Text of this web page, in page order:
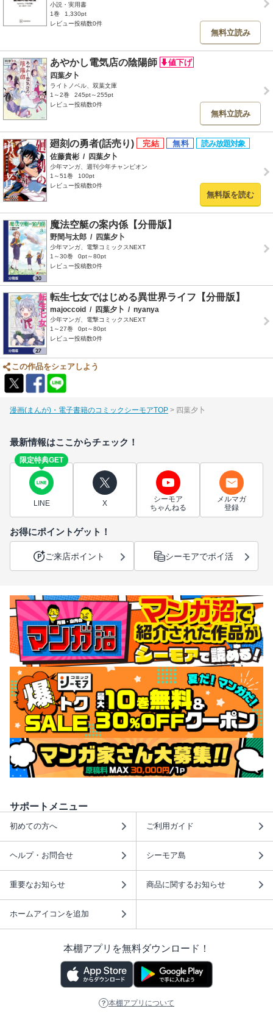
小説・実用書
1巻
1,330pt
レビュー投稿数0件
無料立読み
あやかし電気店の陰陽師
四葉夕卜
ライトノベル、双葉文庫
1～2巻
245pt～255pt
レビュー投稿数0件
無料立読み
廻刻の勇者(話売り)
佐藤貴彬 / 四葉夕卜
少年マンガ、週刊少年チャンピオン
1～51巻
100pt
レビュー投稿数0件
無料版を読む
魔法空艇の案内係【分冊版】
野間与太郎 / 四葉夕卜
少年マンガ、電撃コミックスNEXT
1～30巻
0pt～80pt
レビュー投稿数0件
転生七女ではじめる異世界ライフ【分冊版】
majoccoid / 四葉夕卜 / nyanya
少年マンガ、電撃コミックスNEXT
1～27巻
0pt～80pt
レビュー投稿数0件
この作品をシェアしよう
漫画(まんが)・電子書籍のコミックシーモアTOP 四葉夕卜
最新情報はここからチェック！
限定特典GET
LINE X
シーモア
ちゃんねる
メルマガ
登録
お得にポイントゲット！
ご来店ポイント シーモアでポイ活
サポートメニュー
初めての方へ ご利用ガイド
ヘルプ・お問合せ シーモア島
重要なお知らせ 商品に関するお知らせ
ホームアイコンを追加
本棚アプリを無料ダウンロード！
本棚アプリについて